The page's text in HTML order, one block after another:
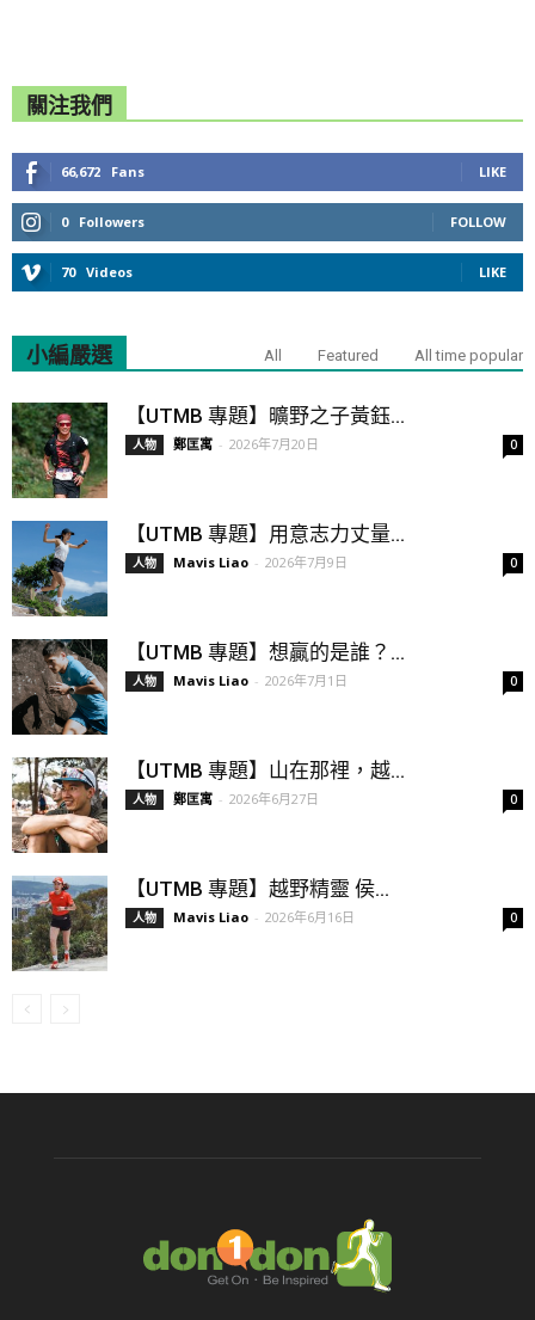
關注我們
66,672 Fans LIKE
0 Followers FOLLOW
70 Videos LIKE
小編嚴選 All Featured All time popular
【UTMB 專題】曠野之子黃鈺...
人物 鄭匡寓 - 2026年7月20日 0
【UTMB 專題】用意志力丈量...
人物 Mavis Liao - 2026年7月9日 0
【UTMB 專題】想贏的是誰？...
人物 Mavis Liao - 2026年7月1日 0
【UTMB 專題】山在那裡，越...
人物 鄭匡寓 - 2026年6月27日 0
【UTMB 專題】越野精靈 侯...
人物 Mavis Liao - 2026年6月16日 0